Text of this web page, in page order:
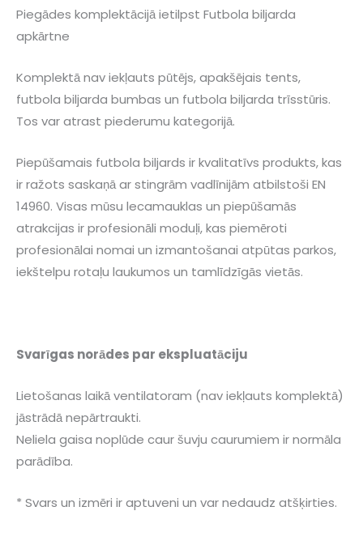
Piegādes komplektācijā ietilpst Futbola biljarda
apkārtne
Komplektā nav iekļauts pūtējs, apakšējais tents,
futbola biljarda bumbas un futbola biljarda trīsstūris.
Tos var atrast piederumu kategorijā.
Piepūšamais futbola biljards ir kvalitatīvs produkts, kas
ir ražots saskaņā ar stingrām vadlīnijām atbilstoši EN
14960. Visas mūsu lecamauklas un piepūšamās
atrakcijas ir profesionāli moduļi, kas piemēroti
profesionālai nomai un izmantošanai atpūtas parkos,
iekštelpu rotaļu laukumos un tamlīdzīgās vietās.
Svarīgas norādes par ekspluatāciju
Lietošanas laikā ventilatoram (nav iekļauts komplektā)
jāstrādā nepārtraukti.
Neliela gaisa noplūde caur šuvju caurumiem ir normāla
parādība.
* Svars un izmēri ir aptuveni un var nedaudz atšķirties.